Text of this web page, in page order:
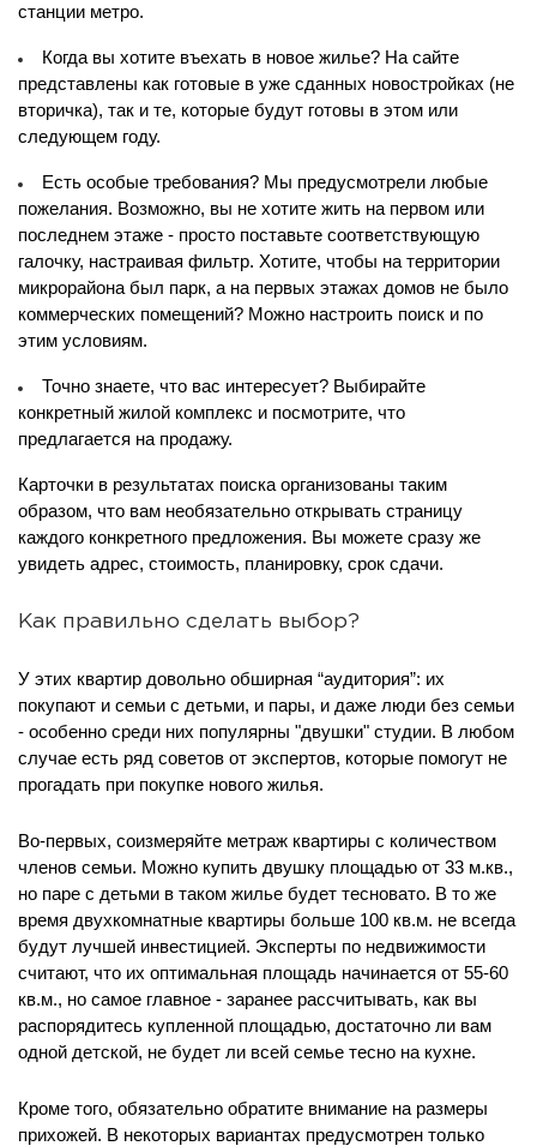
станции метро.
Когда вы хотите въехать в новое жилье? На сайте
представлены как готовые в уже сданных новостройках (не
вторичка), так и те, которые будут готовы в этом или
следующем году.
Есть особые требования? Мы предусмотрели любые
пожелания. Возможно, вы не хотите жить на первом или
последнем этаже - просто поставьте соответствующую
галочку, настраивая фильтр. Хотите, чтобы на территории
микрорайона был парк, а на первых этажах домов не было
коммерческих помещений? Можно настроить поиск и по
этим условиям.
Точно знаете, что вас интересует? Выбирайте
конкретный жилой комплекс и посмотрите, что
предлагается на продажу.
Карточки в результатах поиска организованы таким
образом, что вам необязательно открывать страницу
каждого конкретного предложения. Вы можете сразу же
увидеть адрес, стоимость, планировку, срок сдачи.
Как правильно сделать выбор?
У этих квартир довольно обширная “аудитория”: их
покупают и семьи с детьми, и пары, и даже люди без семьи
- особенно среди них популярны "двушки" студии. В любом
случае есть ряд советов от экспертов, которые помогут не
прогадать при покупке нового жилья.
Во-первых, соизмеряйте метраж квартиры с количеством
членов семьи. Можно купить двушку площадью от 33 м.кв.,
но паре с детьми в таком жилье будет тесновато. В то же
время двухкомнатные квартиры больше 100 кв.м. не всегда
будут лучшей инвестицией. Эксперты по недвижимости
считают, что их оптимальная площадь начинается от 55-60
кв.м., но самое главное - заранее рассчитывать, как вы
распорядитесь купленной площадью, достаточно ли вам
одной детской, не будет ли всей семье тесно на кухне.
Кроме того, обязательно обратите внимание на размеры
прихожей. В некоторых вариантах предусмотрен только